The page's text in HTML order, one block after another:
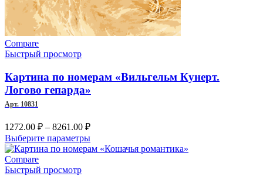
Compare
Быстрый просмотр
Картина по номерам «Вильгельм Кунерт.
Логово гепарда»
Арт. 10831
1272.00 ₽ – 8261.00 ₽Диапазон
цен:
1272.00 ₽
Выберите параметрыЭтот
товар
Compare
Быстрый просмотр